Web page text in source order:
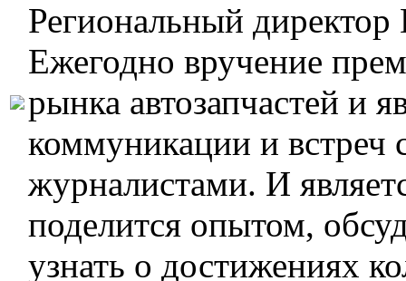
Региональный
Ежегодно вручение
рынка автозапчастей и
коммуникации и встреч
журналистами. И
поделится опытом,
узнать о достижениях